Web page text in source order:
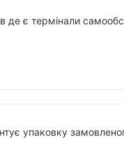
де є термінали
упаковку